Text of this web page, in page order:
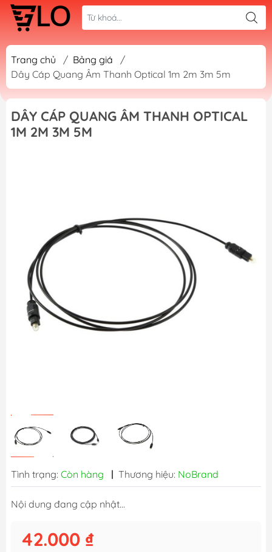
Trang chủ / Bảng giá
/
Dây Cáp Quang Âm Thanh Optical 1m 2m 3m 5m
DÂY CÁP QUANG ÂM THANH OPTICAL
1M 2M 3M 5M
Tình trạng: Còn hàng | Thương hiệu: NoBrand
Nội dung đang cập nhật...
42.000 ₫